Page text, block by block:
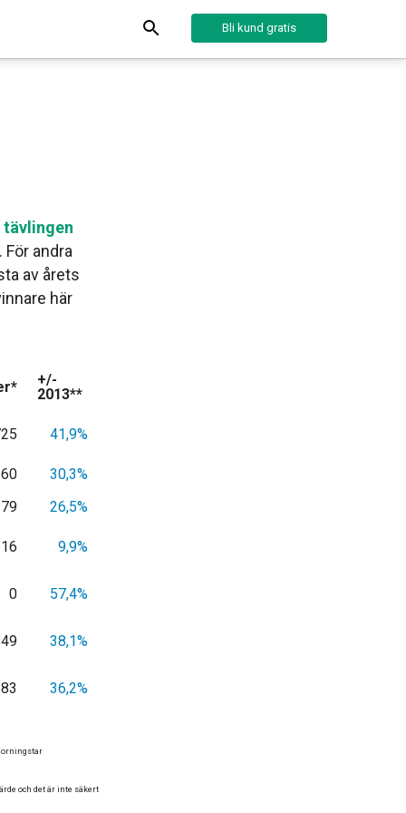
Bli kund gratis
tävlingen
andra
av årets
här
+/-
2013**
41,9%
30,3%
26,5%
9,9%
0 57,4%
38,1%
36,2%
och det är inte säkert